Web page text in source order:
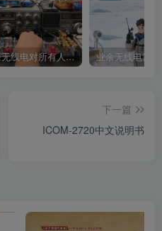
业余无线电对所有人来说都是一种迷人的爱好
下一篇
ICOM-2720中文说明书